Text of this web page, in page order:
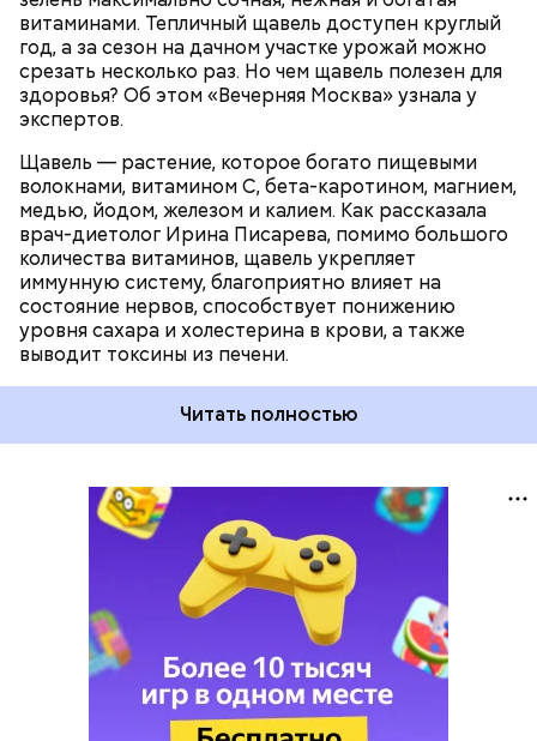
витаминами. Тепличный щавель доступен круглый
год, а за сезон на дачном участке урожай можно
срезать несколько раз. Но чем щавель полезен для
здоровья? Об этом «Вечерняя Москва» узнала у
экспертов.
Щавель — растение, которое богато пищевыми
волокнами, витамином С, бета-каротином, магнием,
медью, йодом, железом и калием. Как рассказала
врач-диетолог Ирина Писарева, помимо большого
количества витаминов, щавель укрепляет
иммунную систему, благоприятно влияет на
состояние нервов, способствует понижению
уровня сахара и холестерина в крови, а также
выводит токсины из печени.
Читать полностью